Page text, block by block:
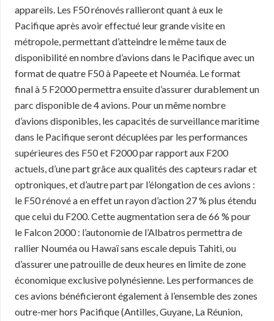
appareils. Les F50 rénovés rallieront quant à eux le
Pacifique après avoir effectué leur grande visite en
métropole, permettant d’atteindre le même taux de
disponibilité en nombre d’avions dans le Pacifique avec un
format de quatre F50 à Papeete et Nouméa. Le format
final à 5 F2000 permettra ensuite d’assurer durablement un
parc disponible de 4 avions. Pour un même nombre
d’avions disponibles, les capacités de surveillance maritime
dans le Pacifique seront décuplées par les performances
supérieures des F50 et F2000 par rapport aux F200
actuels, d’une part grâce aux qualités des capteurs radar et
optroniques, et d’autre part par l’élongation de ces avions :
le F50 rénové a en effet un rayon d’action 27 % plus étendu
que celui du F200. Cette augmentation sera de 66 % pour
le Falcon 2000 : l’autonomie de l’Albatros permettra de
rallier Nouméa ou Hawaï sans escale depuis Tahiti, ou
d’assurer une patrouille de deux heures en limite de zone
économique exclusive polynésienne. Les performances de
ces avions bénéficieront également à l’ensemble des zones
outre-mer hors Pacifique (Antilles, Guyane, La Réunion,